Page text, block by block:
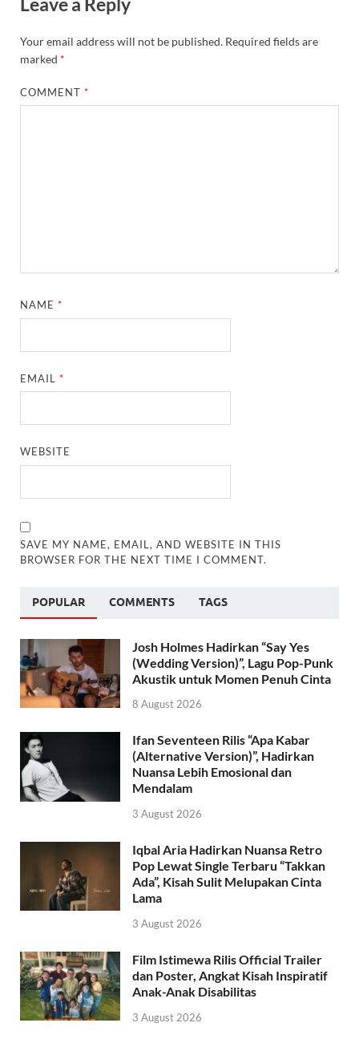
Your email address will not be published. Required fields are
marked *
COMMENT*
NAME*
EMAIL*
WEBSITE
SAVE MY NAME, EMAIL, AND WEBSITE IN THIS
BROWSER FOR THE NEXT TIME I COMMENT.
POPULAR COMMENTS TAGS
Josh Holmes Hadirkan “Say Yes
(Wedding Version)”, Lagu Pop-Punk
Akustik untuk Momen Penuh Cinta
8 August 2026
Ifan Seventeen Rilis “Apa Kabar
(Alternative Version)”, Hadirkan
Nuansa Lebih Emosional dan
Mendalam
3 August 2026
Iqbal Aria Hadirkan Nuansa Retro
Pop Lewat Single Terbaru “Takkan
Ada”, Kisah Sulit Melupakan Cinta
Lama
3 August 2026
Film Istimewa Rilis Official Trailer
dan Poster, Angkat Kisah Inspiratif
Anak-Anak Disabilitas
3 August 2026